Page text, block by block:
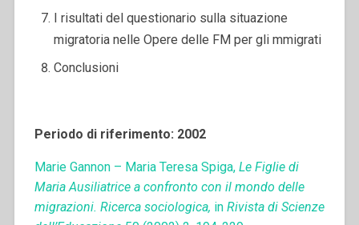
I risultati del questionario sulla situazione
migratoria nelle Opere delle FM per gli mmigrati
Conclusioni
Periodo di riferimento: 2002
Marie Gannon – Maria Teresa Spiga, Le Figlie di
Maria Ausiliatrice a confronto con il mondo delle
migrazioni. Ricerca sociologica, in Rivista di Scienze